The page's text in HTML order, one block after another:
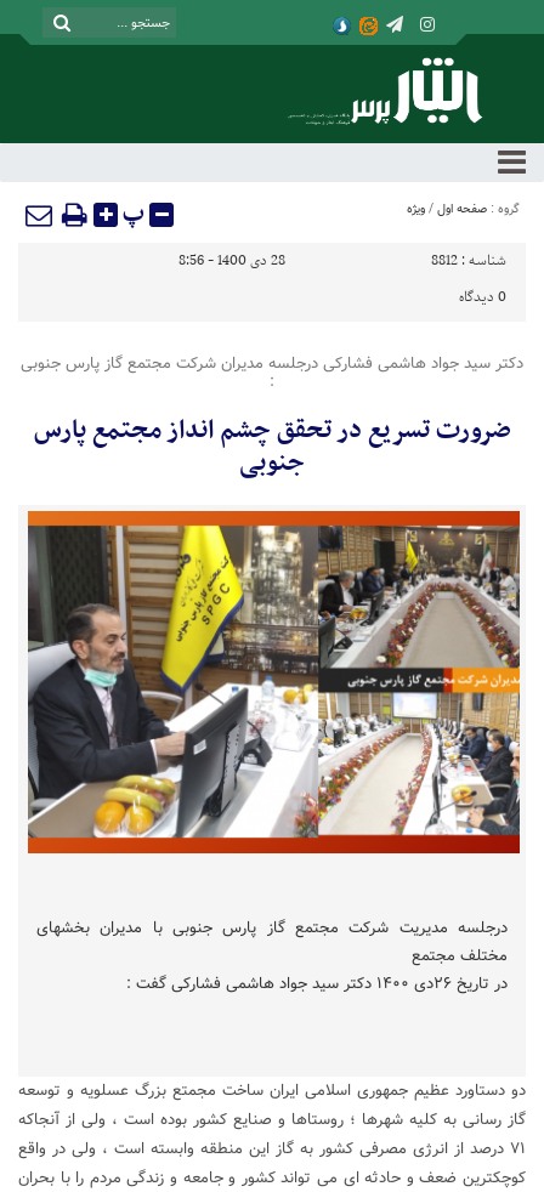
گروه : صفحه اول / ویژه پ
شناسه : 8812
28 دی 1400 - 8:56
0 دیدگاه
دکتر سید جواد هاشمی فشارکی درجلسه مدیران شرکت مجتمع گاز پارس جنوبی
:
ضرورت تسریع در تحقق چشم انداز مجتمع پارس
جنوبی
درجلسه مدیریت شرکت مجتمع گاز پارس جنوبی با مدیران بخشهای
مختلف مجتمع
در تاریخ ۲۶دی ۱۴۰۰ دکتر سید جواد هاشمی فشارکی گفت :
دو دستاورد عظیم جمهوری اسلامی ایران ساخت مجمتع بزرگ عسلویه و توسعه
گاز رسانی به کلیه شهرها ؛ روستاها و صنایع کشور بوده است ، ولی از آنجاکه
۷۱ درصد از انرژی مصرفی کشور به گاز این منطقه وابسته است ، ولی در واقع
کوچکترین ضعف و حادثه ای می تواند کشور و جامعه و زندگی مردم را با بحران